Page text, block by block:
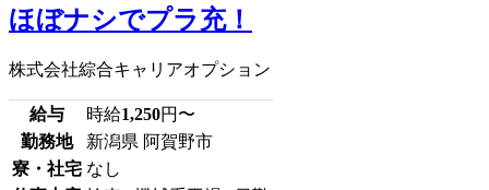
ほぼナシでプラ充！
株式会社綜合キャリアオプション
給与 時給1,250円〜
勤務地
新潟県 阿賀野市
寮・社宅 なし